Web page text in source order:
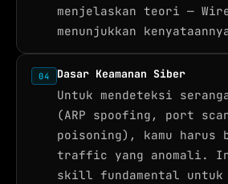
menjelaskan teori —
menunjukkan
04 Dasar Keamanan Siber
Untuk mendeteksi
(ARP spoofing, port
poisoning), kamu harus
traffic yang anomali.
skill fundamental untuk